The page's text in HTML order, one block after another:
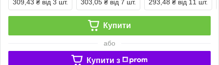
309,43 ₴ від 3 шт. 303,05 ₴ від 7 шт. 293,48 ₴ від 11 шт.
Купити
або
Купити з